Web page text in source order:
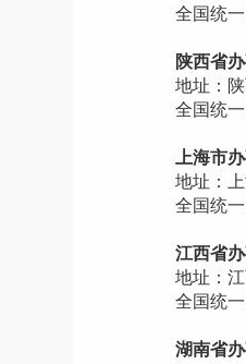
全国统一咨询
：400
陕西省办事
地址：陕西西
全国统一咨询
：400
上海市办事
地址：上海市
全国统一咨询
：400
江西省办事
地址：江西南
全国统一咨询
：400
湖南省办事